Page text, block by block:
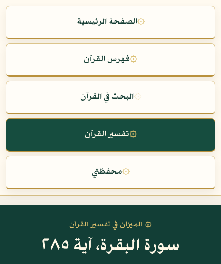
۞الصفحة الرئيسية
۞فهرس القرآن
۞البحث في القرآن
۞تفسير القرآن
۞محفظتي
۞ الميزان في تفسير القرآن
سورة البقرة، آية ٢٨٥